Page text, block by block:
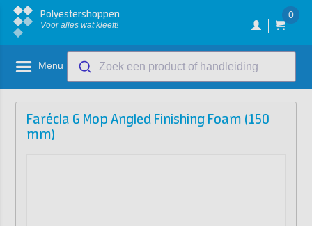
Polyestershoppen
Voor alles wat kleeft!
0
Menu Zoek een product of handleiding
Farécla G Mop Angled Finishing Foam (150
mm)